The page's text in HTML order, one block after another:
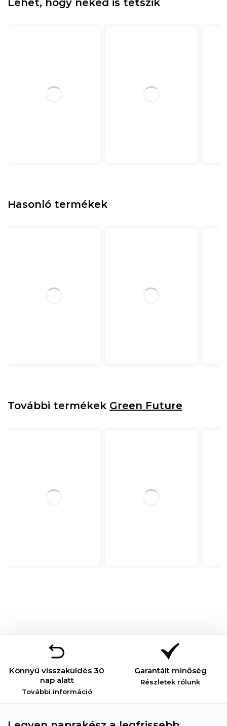
Lehet, hogy neked is tetszik
Hasonló termékek
További termékek Green Future
Könnyű visszaküldés 30
nap alatt
További információ
Garantált minőség
Részletek rólunk